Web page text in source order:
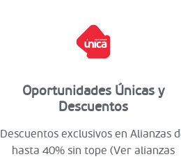
Oportunidades Únicas y
Descuentos
Descuentos exclusivos en Alianzas
hasta 40% sin tope (Ver alianzas